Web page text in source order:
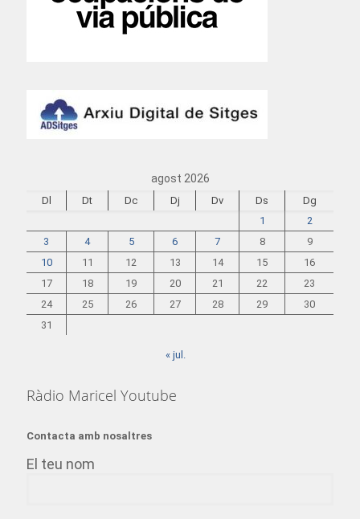
agost 2026
Dl Dt Dc Dj Dv Ds
Dg
1
2
3
4 5 6 7 8
9
10
11 12 13 14 15
16
17
18 19 20 21 22
23
24
25 26 27 28 29
30
31
« jul.
Ràdio Maricel Youtube
Contacta amb nosaltres
El teu nom